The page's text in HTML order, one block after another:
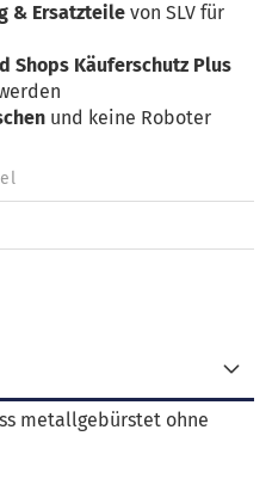
& Ersatzteile von SLV für
Shops Käuferschutz Plus
und keine Roboter
metallgebürstet ohne